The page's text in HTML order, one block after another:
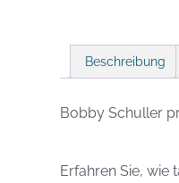
Beschreibung
Bobby Schuller
Erfahren Sie, wie